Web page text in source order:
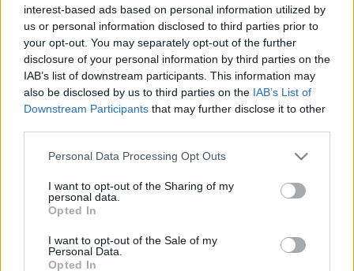
interest-based ads based on personal information utilized by
us or personal information disclosed to third parties prior to
your opt-out. You may separately opt-out of the further
disclosure of your personal information by third parties on the
IAB’s list of downstream participants. This information may
also be disclosed by us to third parties on the IAB’s List of
Downstream Participants that may further disclose it to other
Please note that this website/app uses one or more Google
not limited to your visit or usage behaviour. You may click to
grant or deny consent to Google and its third-party tags to
use your data for below specified purposes in below Google
consent section.
Personal Data Processing Opt Outs
I want to opt-out of the Sharing of my
personal data.
Opted In
I want to opt-out of the Sale of my
Personal Data.
Opted In
Don Quijote
- zenés tragikomédia -
A német fordítást készítette:Kispál Gergely
Szereplők:
A Búsképű lovag, Don Quijote de la Mancha:Andrei
Sancho Pansa:Farkas Gergő
Cigánylány: Frank Ildikó
Csendőr; Csaposlegény; Oroszlános szolga; Vőlegény:
Máté Richárd
Pap; Násznagy; Fogadós; Gazda: Basilides Barna
Násznagy; Csaposlegény; Oroszlános szolga; Szökött